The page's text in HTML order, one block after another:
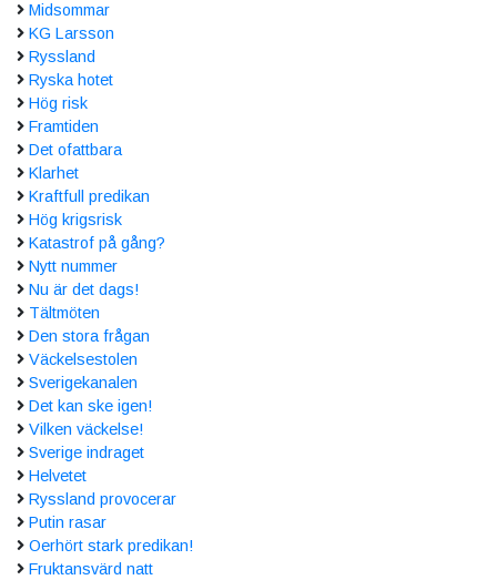
Midsommar
KG Larsson
Ryssland
Ryska hotet
Hög risk
Framtiden
Det ofattbara
Klarhet
Kraftfull predikan
Hög krigsrisk
Katastrof på gång?
Nytt nummer
Nu är det dags!
Tältmöten
Den stora frågan
Väckelsestolen
Sverigekanalen
Det kan ske igen!
Vilken väckelse!
Sverige indraget
Helvetet
Ryssland provocerar
Putin rasar
Oerhört stark predikan!
Fruktansvärd natt